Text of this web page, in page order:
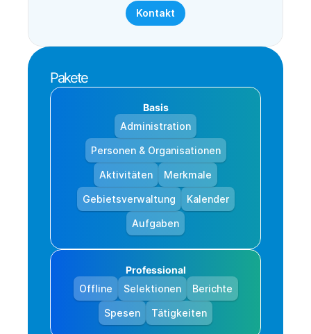
Kontakt
Pakete
Basis
Administration
Personen & Organisationen
Aktivitäten Merkmale
Gebietsverwaltung Kalender
Aufgaben
Professional
Offline
Selektionen Berichte
Spesen Tätigkeiten